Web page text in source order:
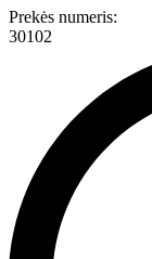
Prekės numeris:
30102